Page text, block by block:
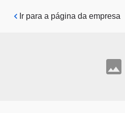
Pular para o conteúdo principal
Ir para a página da empresa